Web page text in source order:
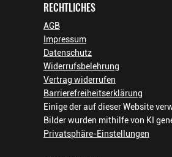
RECHTLICHES
AGB
Impressum
Datenschutz
Widerrufsbelehrung
Vertrag widerrufen
Barrierefreiheitserklärung
Einige der auf dieser Website
Bilder wurden mithilfe von KI
Privatsphäre-Einstellungen